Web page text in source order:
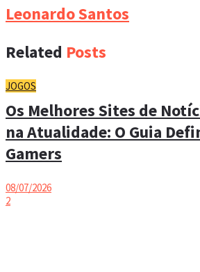
Leonardo Santos
Related Posts
JOGOS
Os Melhores Sites de
na Atualidade: O Guia
Gamers
08/07/2026
2